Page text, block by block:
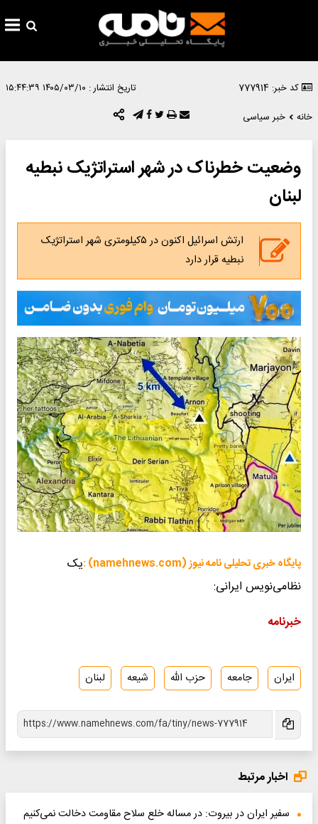
کد خبر: 777914 تاریخ انتشار : ۱۴۰۵/۰۳/۱۰ ۱۵:۴۴:۳۹
خانه
خبر سیاسی
وضعیت خطرناک در شهر استراتژیک نبطیه
لبنان
ارتش اسرائیل اکنون در ۵کیلومتری شهر استراتژیک
نبطیه قرار دارد
پایگاه خبری تحلیلی نامه نیوز (namehnews.com) :
یک
نظامی‌نویس ایرانی:
خبرنامه
ایران جامعه حزب الله شیعه لبنان
اخبار مرتبط
سفیر ایران در بیروت: در مساله خلع سلاح مقاومت دخالت نمی‌کنیم